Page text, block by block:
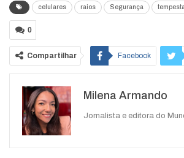
celulares raios Segurança
0
Compartilhar Facebook
WhatsApp
Milena Armando
Jornalista e editora do